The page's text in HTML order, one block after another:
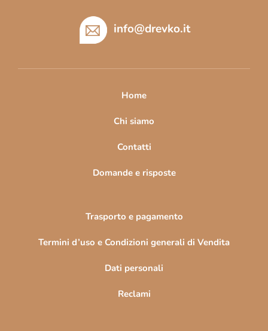
gamma di motivi, tra cui tutti potranno trovare quello che fa al
e accessori
info@drevko.it
Home
Chi siamo
Contatti
Domande e risposte
Trasporto e pagamento
Termini d’uso e Condizioni generali di Vendita
Dati personali
Reclami